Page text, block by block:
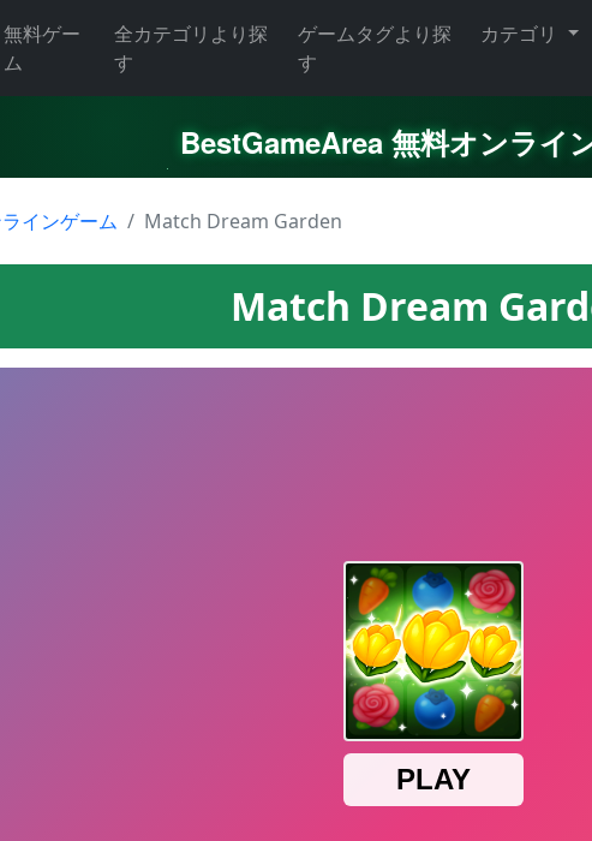
無料ゲー
ム
全カテゴリより探
す
ゲームタグより探
す
カテゴリ
BestGameArea 無料オンライ
インゲーム Match Dream Garden
Match Dream